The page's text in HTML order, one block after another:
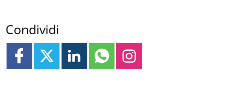
Condividi